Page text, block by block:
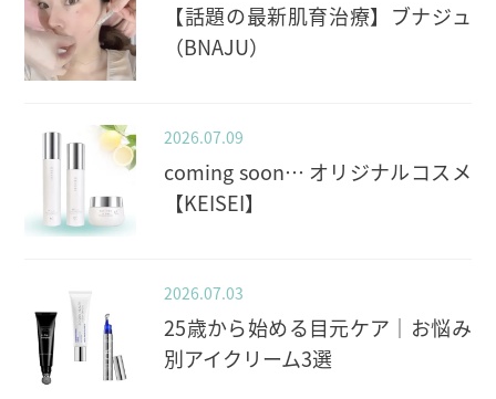
【話題の最新肌育治療】ブナジュ
（BNAJU）
2026.07.09
coming soon… オリジナルコスメ
【KEISEI】
2026.07.03
25歳から始める目元ケア｜お悩み
別アイクリーム3選